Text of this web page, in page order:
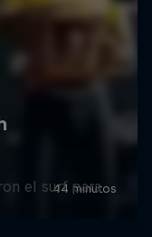
el surf para